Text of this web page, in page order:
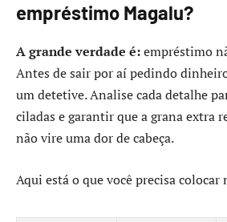
empréstimo Magalu?
A grande verdade é:empréstimo
Antes de sair por aí pedindo
um detetive. Analise cada detalhe
ciladas e garantir que a grana extra
não vire uma dor de cabeça.
Aqui está o que você precisa colocar